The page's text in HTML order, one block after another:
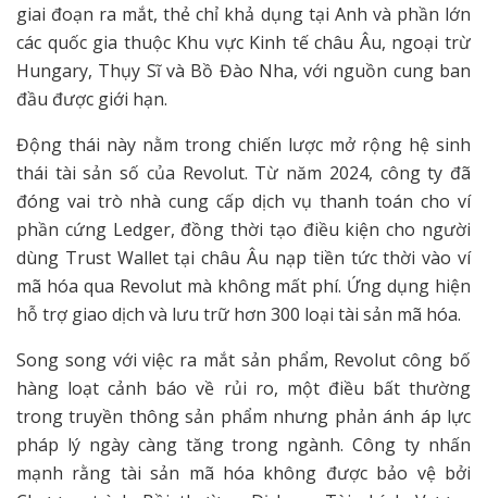
giai đoạn ra mắt, thẻ chỉ khả dụng tại Anh và phần lớn
các quốc gia thuộc Khu vực Kinh tế châu Âu, ngoại trừ
Hungary, Thụy Sĩ và Bồ Đào Nha, với nguồn cung ban
đầu được giới hạn.
Động thái này nằm trong chiến lược mở rộng hệ sinh
thái tài sản số của Revolut. Từ năm 2024, công ty đã
đóng vai trò nhà cung cấp dịch vụ thanh toán cho ví
phần cứng Ledger, đồng thời tạo điều kiện cho người
dùng Trust Wallet tại châu Âu nạp tiền tức thời vào ví
mã hóa qua Revolut mà không mất phí. Ứng dụng hiện
hỗ trợ giao dịch và lưu trữ hơn 300 loại tài sản mã hóa.
Song song với việc ra mắt sản phẩm, Revolut công bố
hàng loạt cảnh báo về rủi ro, một điều bất thường
trong truyền thông sản phẩm nhưng phản ánh áp lực
pháp lý ngày càng tăng trong ngành. Công ty nhấn
mạnh rằng tài sản mã hóa không được bảo vệ bởi